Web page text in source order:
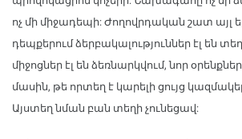
ոչ մի միջադեպի: Ժողովրդական շատ այլ
դեպքերում ձերբակալություններ էլ են
միջոցներ էլ են ձեռնարկվում, նոր
մասին, թե որտեղ է կարելի ցույց
Այստեղ նման բան տեղի չունեցավ: